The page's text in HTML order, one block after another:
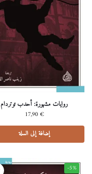
روايات مشهورة: أحدب توتردام
17,90€
إضافة إلى السلة
-5%